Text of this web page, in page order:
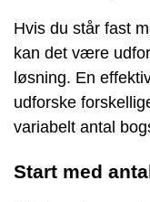
Hvis du står fast
kan det være
løsning. En
udforske
variabelt antal
Start med